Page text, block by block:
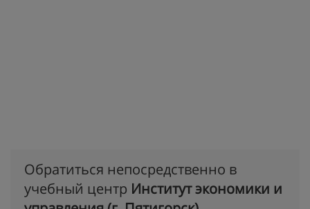
Обратиться непосредственно в
учебный центр Институт экономики и